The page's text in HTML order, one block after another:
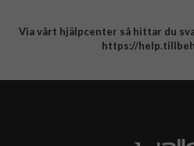
Integritetspolicy
Via vårt hjälpcenter så hittar du
https://